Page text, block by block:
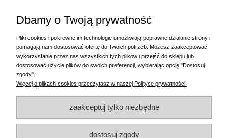
ul. Starogardzka 77 (wjazd od ul. Plażowej)
+48 58 770 31 80
- centrala
+48 58 770 31 83- wyceny i drukowanie etykiet
Dbamy o Twoją prywatność
Pliki cookies i pokrewne im technologie umożliwiają poprawne działanie strony i
pomagają nam dostosować ofertę do Twoich potrzeb. Możesz zaakceptować
wykorzystanie przez nas wszystkich tych plików i przejść do sklepu lub
dostosować użycie plików do swoich preferencji, wybierając opcję "Dostosuj
zgody".
Więcej o plikach cookies przeczytasz w naszej Polityce prywatności.
zaakceptuj tylko niezbędne
dostosuj zgody